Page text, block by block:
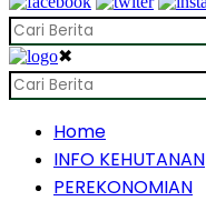
✖
Home
INFO KEHUTANAN
PEREKONOMIAN